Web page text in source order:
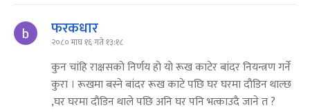
फरकधार
२०८० माघ १६ गते १३:१८
कुन चांहि राक्षसकाे निर्णय हाे याे रूख काटेर बांदर नियन्त्रण गर्ने
कुरा । रूखमा बस्ने बांदर रूख काटे पछि घर घरमा दाैडिन थाल्छ
,घर घरमा दाैडिन थाले पछि अनि घर पनि भत्काउदै जाने त ?